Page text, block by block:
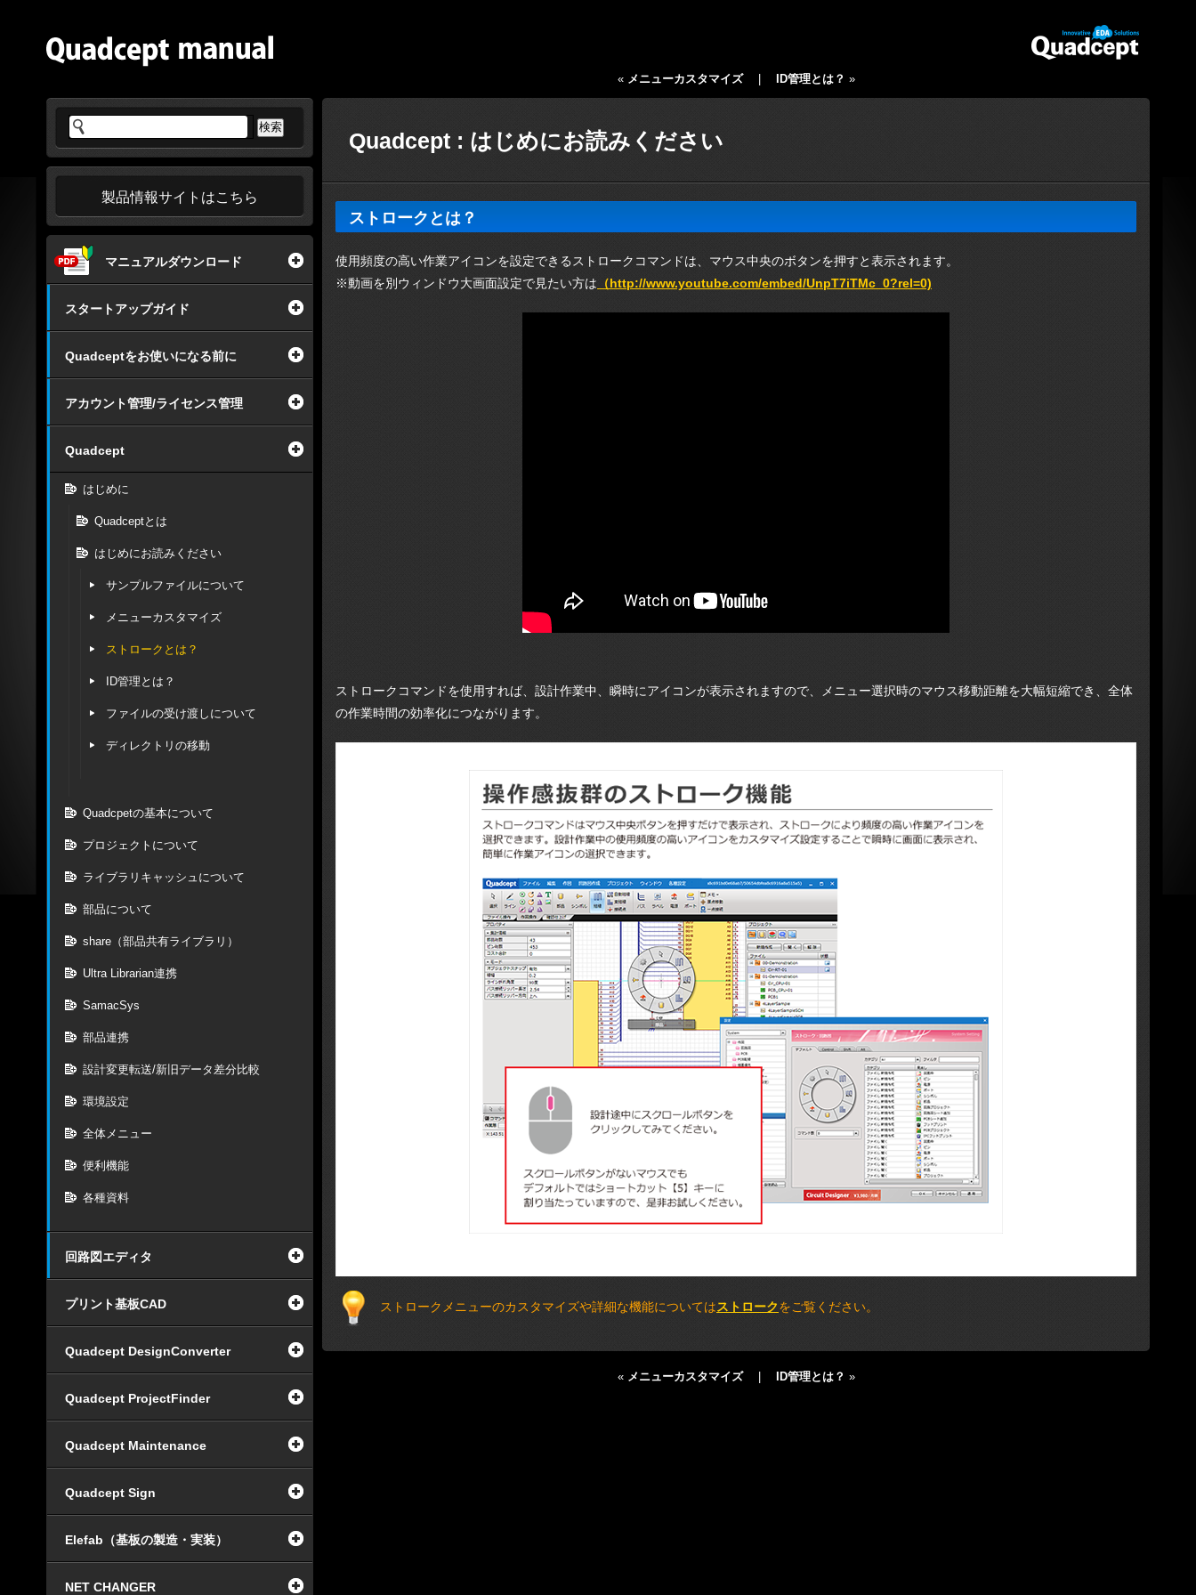
製品情報サイトはこちら
マニュアルダウンロード
スタートアップガイド
Quadceptをお使いになる前に
アカウント管理/ライセンス管理
Quadcept
はじめに
Quadceptとは
はじめにお読みください
サンプルファイルについて
メニューカスタマイズ
ストロークとは？
ID管理とは？
ファイルの受け渡しについて
ディレクトリの移動
Quadcpetの基本について
プロジェクトについて
ライブラリキャッシュについて
部品について
share（部品共有ライブラリ）
Ultra Librarian連携
SamacSys
部品連携
設計変更転送/新旧データ差分比較
環境設定
全体メニュー
便利機能
各種資料
回路図エディタ
プリント基板CAD
Quadcept DesignConverter
Quadcept ProjectFinder
Quadcept Maintenance
Quadcept Sign
Elefab（基板の製造・実装）
NET CHANGER
« メニューカスタマイズ| ID管理とは？ »
Quadcept : はじめにお読みください
ストロークとは？
使用頻度の高い作業アイコンを設定できるストロークコマンドは、マウス中央のボタンを押すと表示されます。
※動画を別ウィンドウ大画面設定で見たい方は （http://www.youtube.com/embed/UnpT7iTMc_0?rel=0)
ストロークコマンドを使用すれば、 設計作業中、瞬時にアイコンが表示されますので、
メニュー選択時のマウス移動距離を大幅短縮でき、全体
の作業時間の効率化につながります。
ストロークメニューのカスタマイズや詳細な機能についてはストロークをご覧ください。
« メニューカスタマイズ| ID管理とは？ »